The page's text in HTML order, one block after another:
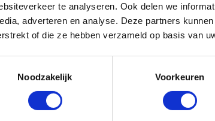
te analyseren. Ook delen we
adverteren en analyse. Deze partners
of die ze hebben verzameld op basis van
Noodzakelijk
Voorkeuren